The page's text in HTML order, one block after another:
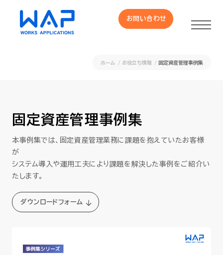
お問い合わせ
HUE 機能一覧
サービス
OXYGラインナップ
事例
ホーム お役立ち情報 固定資産管理事例集
固定資産管理事例集
本事例集では、固定資産管理業務に課題を抱えていたお客様
が
システム導入や運用工夫により課題を解決した事例をご紹介い
たします。
ダウンロードフォーム
お問い合わせ